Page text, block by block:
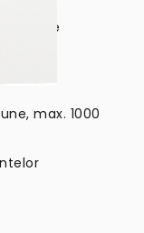
este
max. 1000